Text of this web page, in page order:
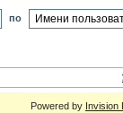
по
Powered by Invision